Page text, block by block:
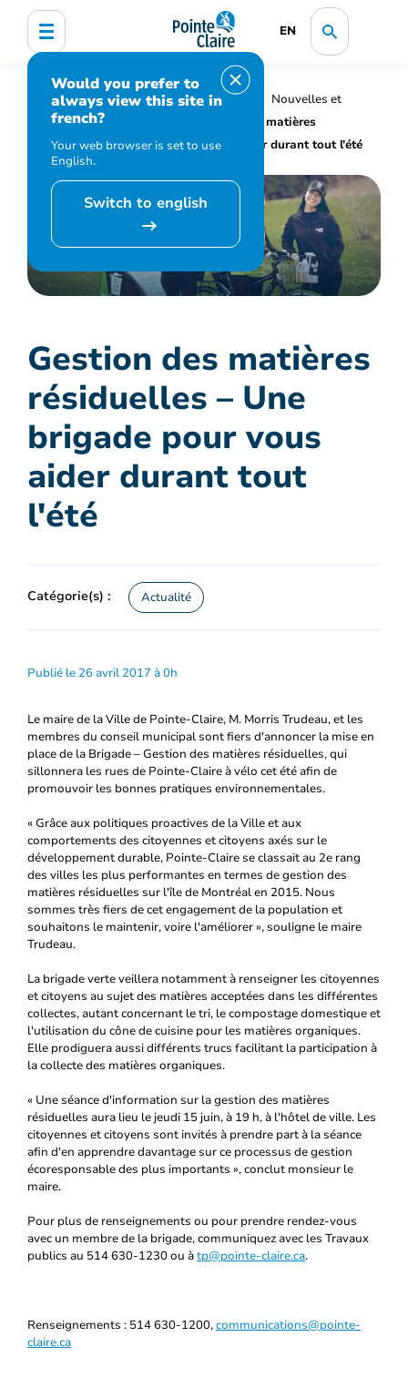
EN
Would you prefer to
always view this site in
french?
Your web browser is set to use
English.
Switch to english
Accueil Organisation municipale
Nouvelles et
médias
Actualités
Gestion des matières
résiduelles – Une brigade pour vous aider durant tout l'été
Gestion des matières
résiduelles – Une
brigade pour vous
aider durant tout
l'été
Catégorie(s) : Actualité
Publié le 26 avril 2017 à 0h
Le maire de la Ville de Pointe-Claire, M. Morris Trudeau, et les
membres du conseil municipal sont fiers d'annoncer la mise en
place de la Brigade – Gestion des matières résiduelles, qui
sillonnera les rues de Pointe-Claire à vélo cet été afin de
promouvoir les bonnes pratiques environnementales.
« Grâce aux politiques proactives de la Ville et aux
comportements des citoyennes et citoyens axés sur le
développement durable, Pointe-Claire se classait au 2e rang
des villes les plus performantes en termes de gestion des
matières résiduelles sur l'île de Montréal en 2015. Nous
sommes très fiers de cet engagement de la population et
souhaitons le maintenir, voire l'améliorer », souligne le maire
Trudeau.
La brigade verte veillera notamment à renseigner les citoyennes
et citoyens au sujet des matières acceptées dans les différentes
collectes, autant concernant le tri, le compostage domestique et
l'utilisation du cône de cuisine pour les matières organiques.
Elle prodiguera aussi différents trucs facilitant la participation à
la collecte des matières organiques.
« Une séance d'information sur la gestion des matières
résiduelles aura lieu le jeudi 15 juin, à 19 h, à l'hôtel de ville. Les
citoyennes et citoyens sont invités à prendre part à la séance
afin d'en apprendre davantage sur ce processus de gestion
écoresponsable des plus importants », conclut monsieur le
maire.
Pour plus de renseignements ou pour prendre rendez-vous
avec un membre de la brigade, communiquez avec les Travaux
publics au 514 630-1230 ou àtp@pointe-claire.ca.
Renseignements : 514 630-1200,communications@pointe-
claire.ca